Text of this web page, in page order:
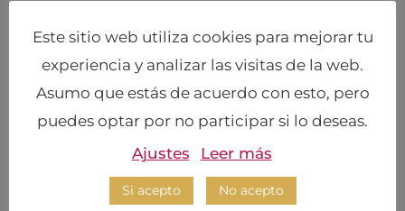
Este sitio web utiliza cookies para mejorar tu
experiencia y analizar las visitas de la web.
Asumo que estás de acuerdo con esto, pero
puedes optar por no participar si lo deseas.
Ajustes
Leer más
Si acepto No acepto